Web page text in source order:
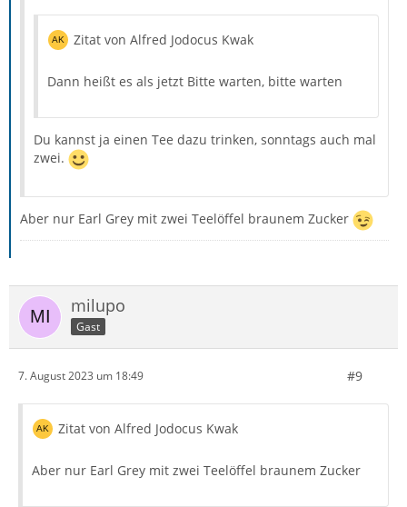
Zitat von Alfred Jodocus Kwak
Dann heißt es als jetzt Bitte warten, bitte warten
Du kannst ja einen Tee dazu trinken, sonntags auch mal
zwei.
Aber nur Earl Grey mit zwei Teelöffel braunem Zucker
milupo
Gast
7. August 2023 um 18:49 #9
Zitat von Alfred Jodocus Kwak
Aber nur Earl Grey mit zwei Teelöffel braunem Zucker